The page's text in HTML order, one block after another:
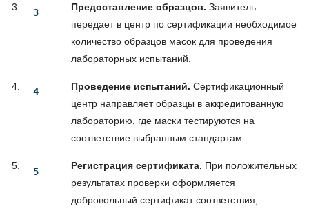
Предоставление образцов. Заявитель
передает в центр по сертификации необходимое
количество образцов масок для проведения
лабораторных испытаний.
Проведение испытаний. Сертификационный
центр направляет образцы в аккредитованную
лабораторию, где маски тестируются на
соответствие выбранным стандартам.
Регистрация сертификата. При положительных
результатах проверки оформляется
добровольный сертификат соответствия,